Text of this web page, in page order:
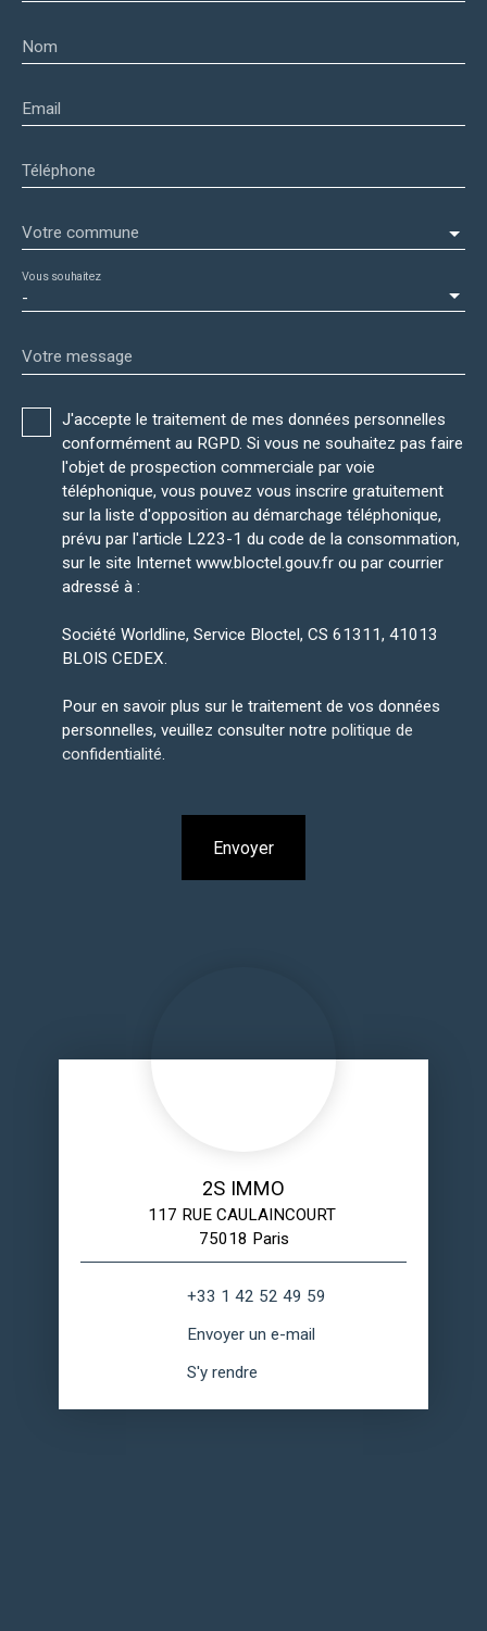
Nom
Email
Téléphone
Votre commune
-
Vous souhaitez
Votre message
J'accepte le traitement de mes données personnelles
conformément au RGPD. Si vous ne souhaitez pas faire
l'objet de prospection commerciale par voie
téléphonique, vous pouvez vous inscrire gratuitement
sur la liste d'opposition au démarchage téléphonique,
prévu par l'article L223-1 du code de la consommation,
sur le site Internet www.bloctel.gouv.fr ou par courrier
adressé à :
Société Worldline, Service Bloctel, CS 61311, 41013
BLOIS CEDEX.
Pour en savoir plus sur le traitement de vos données
personnelles, veuillez consulter notre politique de
confidentialité.
Envoyer
2S IMMO
117 RUE CAULAINCOURT
75018 Paris
+33 1 42 52 49 59
Envoyer un e-mail
S'y rendre